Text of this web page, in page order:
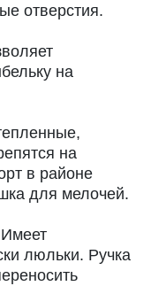
отверстия.
на
на
в районе
для мелочей.
люльки. Ручка